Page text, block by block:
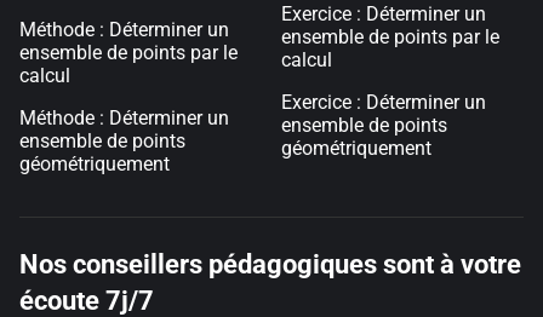
Méthode : Déterminer un
ensemble de points par le
calcul
Méthode : Déterminer un
ensemble de points
géométriquement
Exercice : Déterminer un
ensemble de points par le
calcul
Exercice : Déterminer un
ensemble de points
géométriquement
Nos conseillers pédagogiques sont à votre
écoute 7j/7